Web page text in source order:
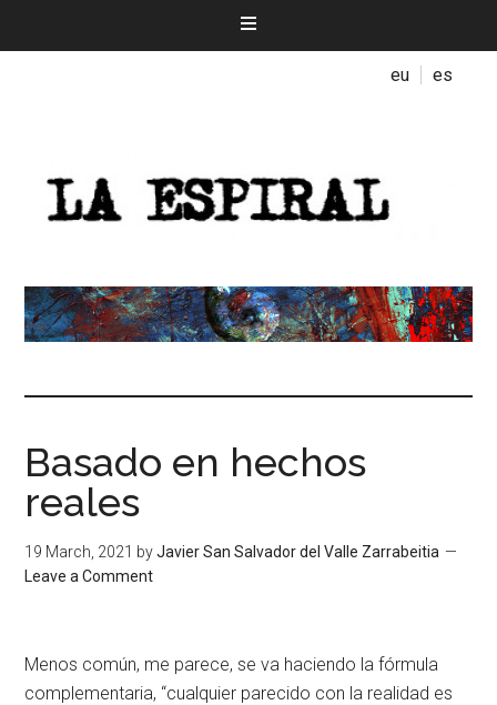
eu es
Basado en hechos
reales
19 March, 2021 byJavier San Salvador del Valle Zarrabeitia
Leave a Comment
Menos común, me parece, se va haciendo la fórmula
complementaria, “cualquier parecido con la realidad es